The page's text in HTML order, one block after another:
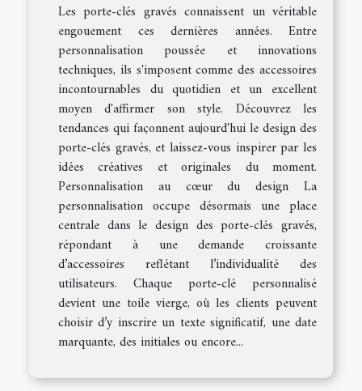
Les porte-clés gravés connaissent un véritable
engouement ces dernières années. Entre
personnalisation poussée et innovations
techniques, ils s'imposent comme des accessoires
incontournables du quotidien et un excellent
moyen d'affirmer son style. Découvrez les
tendances qui façonnent aujourd'hui le design des
porte-clés gravés, et laissez-vous inspirer par les
idées créatives et originales du moment.
Personnalisation au cœur du design La
personnalisation occupe désormais une place
centrale dans le design des porte-clés gravés,
répondant à une demande croissante
d’accessoires reflétant l’individualité des
utilisateurs. Chaque porte-clé personnalisé
devient une toile vierge, où les clients peuvent
choisir d’y inscrire un texte significatif, une date
marquante, des initiales ou encore...